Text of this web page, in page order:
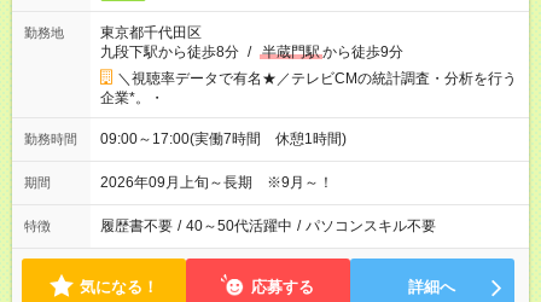
勤務地
東京都千代田区
九段下駅から徒歩8分 / 半蔵門駅から徒歩9分
＼視聴率データで有名★／テレビCMの統計調査・分析を行う
企業*。・
勤務時間 09:00～17:00(実働7時間 休憩1時間)
期間 2026年09月上旬～長期 ※9月～！
特徴 履歴書不要 / 40～50代活躍中 / パソコンスキル不要
気になる！ 応募する 詳細へ